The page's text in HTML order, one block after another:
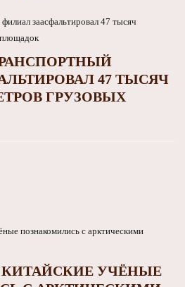
47 ТЫСЯЧ
ГРУЗОВЫХ
УЧЁНЫЕ